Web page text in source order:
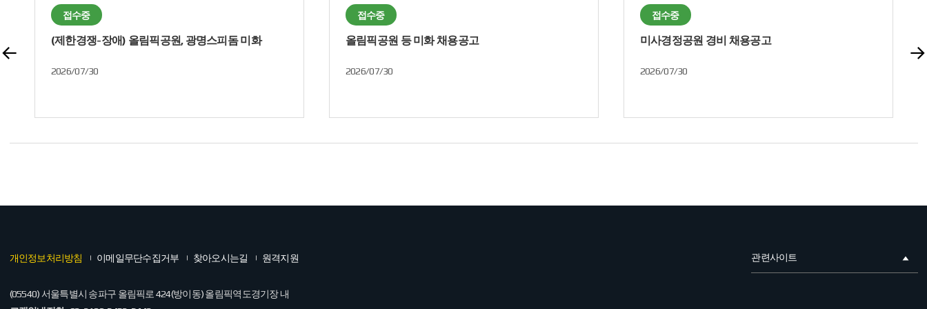
접수중
(제한경쟁-장애) 올림픽공원, 광명스피돔 미화
2026/07/30
접수중
올림픽공원 등 미화 채용공고
2026/07/30
접수중
미사경정공원 경비 채용공고
2026/07/30
개인정보처리방침 이메일무단수집거부 찾아오시는길 원격지원 관련사이트
(05540) 서울특별시 송파구 올림픽로 424(방이동) 올림픽역도경기장 내